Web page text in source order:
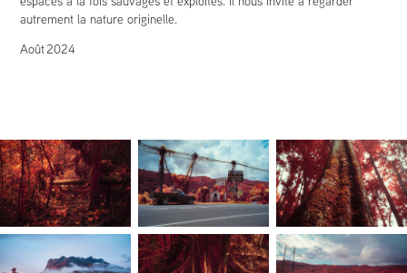
autrement la nature originelle.
Août2024